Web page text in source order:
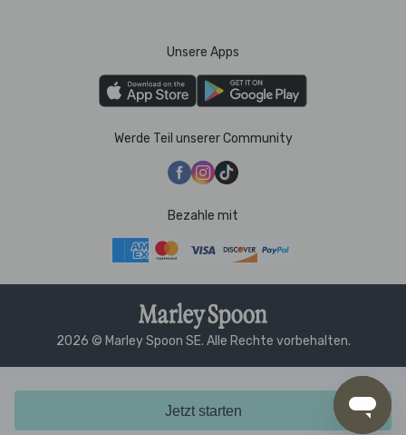
Jetzt starten
Unsere Apps
Werde Teil unserer Community
Bezahle mit
2026 © Marley Spoon SE. Alle Rechte vorbehalten.